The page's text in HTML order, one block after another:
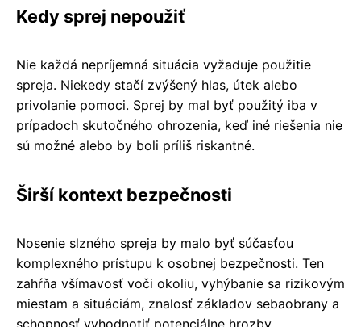
Kedy sprej nepoužiť
Nie každá nepríjemná situácia vyžaduje použitie
spreja. Niekedy stačí zvýšený hlas, útek alebo
privolanie pomoci. Sprej by mal byť použitý iba v
prípadoch skutočného ohrozenia, keď iné riešenia nie
sú možné alebo by boli príliš riskantné.
Širší kontext bezpečnosti
Nosenie slzného spreja by malo byť súčasťou
komplexného prístupu k osobnej bezpečnosti. Ten
zahŕňa všímavosť voči okoliu, vyhýbanie sa rizikovým
miestam a situáciám, znalosť základov sebaobrany a
schopnosť vyhodnotiť potenciálne hrozby.